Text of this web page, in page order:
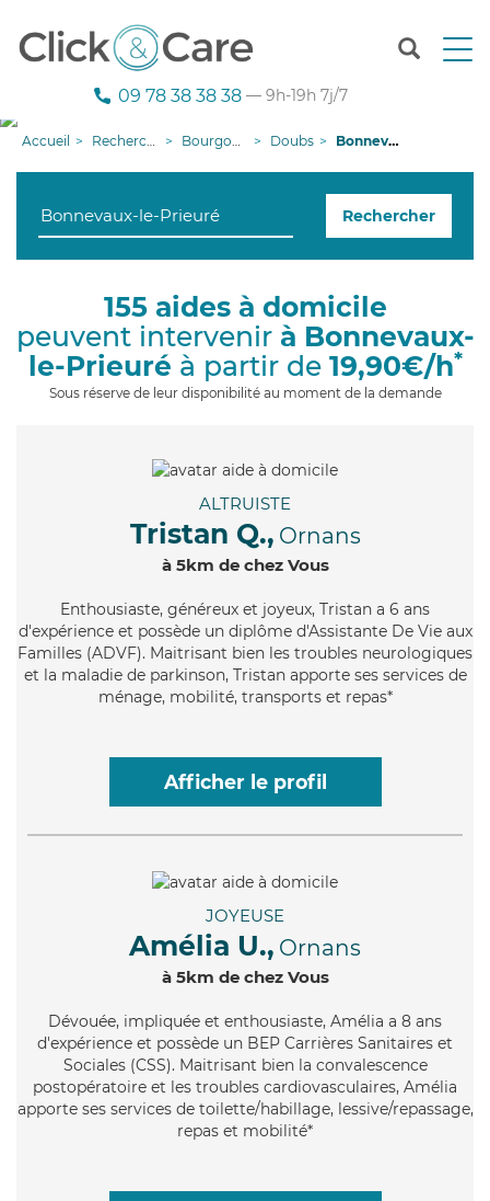
T
n
g
i
o
09 78 38 38 38 — 9h-19h 7j/7
Accueil Recherche aide à domicile Bourgogne-Franche-Comté Doubs Bonnevaux-le-Prieuré
Rechercher
155 aides à domicile
peuvent intervenir à Bonnevaux-
le-Prieuré à partir de 19,90€/h*
Sous réserve de leur disponibilité au moment de la demande
ALTRUISTE
Tristan Q., Ornans
à 5km de chez Vous
Enthousiaste, généreux et joyeux, Tristan a 6 ans
d'expérience et possède un diplôme d'Assistante De Vie aux
Familles (ADVF). Maitrisant bien les troubles neurologiques
et la maladie de parkinson, Tristan apporte ses services de
ménage, mobilité, transports et repas*
Afficher le profil
JOYEUSE
Amélia U., Ornans
à 5km de chez Vous
Dévouée, impliquée et enthousiaste, Amélia a 8 ans
d'expérience et possède un BEP Carrières Sanitaires et
Sociales (CSS). Maitrisant bien la convalescence
postopératoire et les troubles cardiovasculaires, Amélia
apporte ses services de toilette/habillage, lessive/repassage,
repas et mobilité*